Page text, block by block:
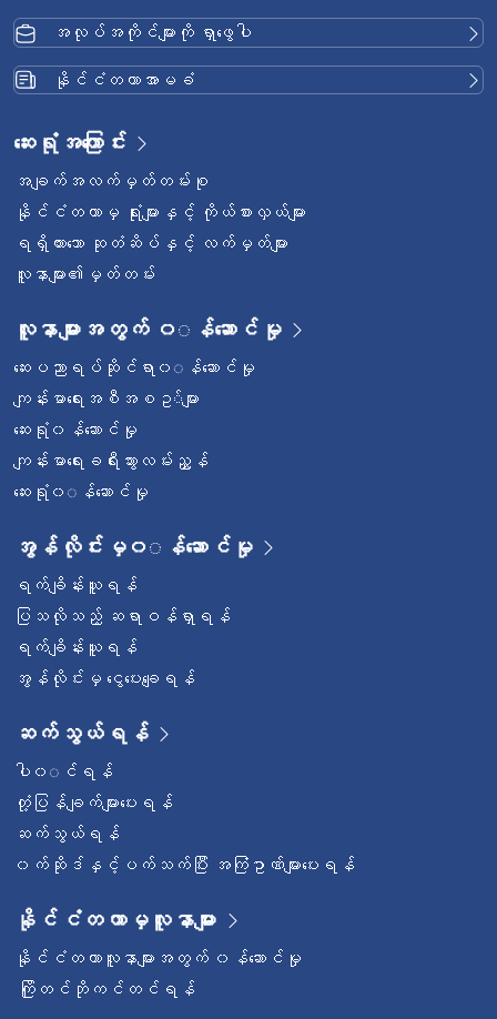
အလုပ်အကိုင်များကို ရှာဖွေပါ
နိုင်ငံတကာအာမခံ
ဆေးရုံအကြောင်း
အချက်အလက်မှတ်တမ်းစု
နိုင်ငံတကာမှ ရုံးများနှင့် ကိုယ်စားလှယ်များ
ရရှိထားသော ဆုတံဆိပ်နှင့် လက်မှတ်များ
လူနာများ၏မှတ်တမ်း
လူနာများအတွက် ၀◌န်ဆောင်မှု
ဆေးပညာရပ်ဆိုင်ရာ၀◌န်ဆောင်မှု
ကျန်းမာရေးအစီအစဥ◌်များ
ဆေးရုံ၀န်ဆောင်မှု
ကျန်းမာရေးခရီးသွားလမ်းညွှန်
ဆေးရုံ၀◌န်ဆောင်မှု
အွန်လိုင်းမှ၀◌န်ဆောင်မှု
ရက်ချိန်းယူရန်
ပြသလိုသည့် ဆရာဝန်ရှာရန်
ရက်ချိန်းယူရန်
အွန်လိုင်းမှ ငွေပေးချေရန်
ဆက်သွယ်ရန်
ပါ၀◌င်ရန်
တုံ့ပြန်ချက်များပေးရန်
ဆက်သွယ်ရန်
၀က်ဆိုဒ်နှင့်ပက်သက်ပြီး အကြံဥာဏ်များပေးရန်
နိုင်ငံတကာမှလူနာများ
နိုင်ငံတကာလူနာများအတွက် ၀န်ဆောင်မှု
ကြိုတင်ဘိုကင်တင်ရန်